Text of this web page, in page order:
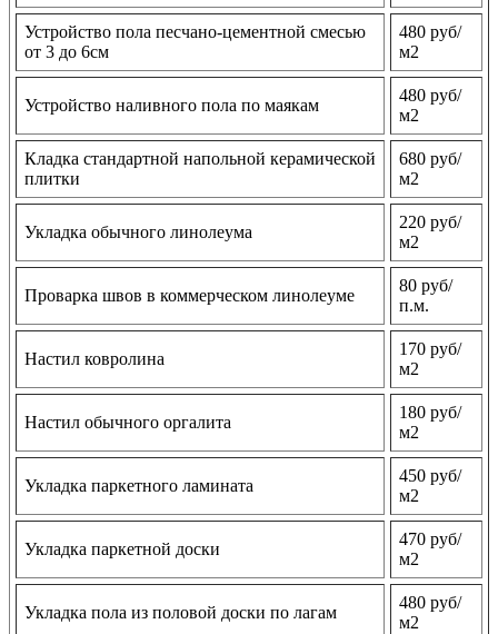
Устройство пола песчано-цементной смесью
от 3 до 6см
480 руб/
м2
Устройство наливного пола по маякам
480 руб/
м2
Кладка стандартной напольной керамической
плитки
680 руб/
м2
Укладка обычного линолеума
220 руб/
м2
Проварка швов в коммерческом линолеуме
80 руб/
п.м.
Настил ковролина
170 руб/
м2
Настил обычного оргалита
180 руб/
м2
Укладка паркетного ламината
450 руб/
м2
Укладка паркетной доски
470 руб/
м2
Укладка пола из половой доски по лагам
480 руб/
м2